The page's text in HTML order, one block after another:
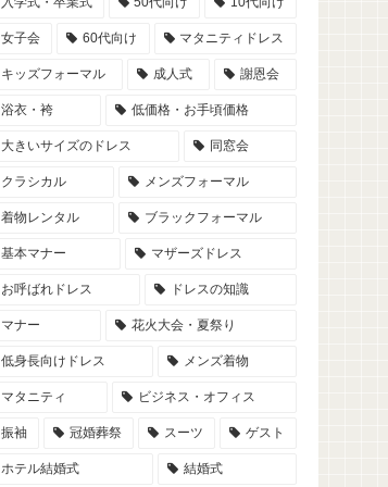
女子会 60代向け マタニティドレス
キッズフォーマル 成人式 謝恩会
浴衣・袴 低価格・お手頃価格
大きいサイズのドレス 同窓会
クラシカル メンズフォーマル
着物レンタル ブラックフォーマル
基本マナー マザーズドレス
お呼ばれドレス ドレスの知識
マナー 花火大会・夏祭り
低身長向けドレス メンズ着物
マタニティ ビジネス・オフィス
振袖 冠婚葬祭 スーツ ゲスト
ホテル結婚式 結婚式